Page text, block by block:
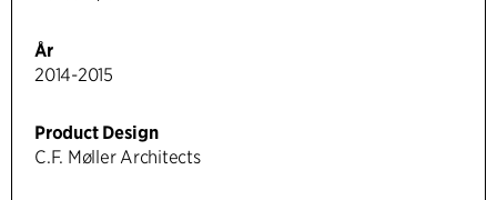
År
2014-2015
Product Design
C.F. Møller Architects